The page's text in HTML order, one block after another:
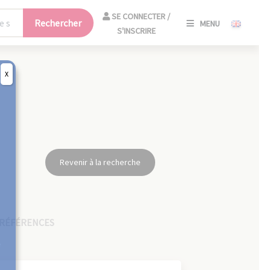
Rechercher
SE CONNECTER /
S'INSCRIRE
MENU
Revenir à la recherche
RÉFÉRENCES
X